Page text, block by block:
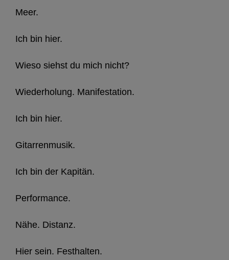
Meer.
Ich bin hier.
Wieso siehst du mich nicht?
Wiederholung. Manifestation.
Ich bin hier.
Gitarrenmusik.
Ich bin der Kapitän.
Performance.
Nähe. Distanz.
Hier sein. Festhalten.